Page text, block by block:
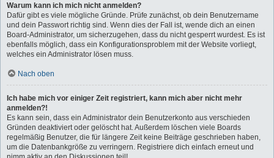
Warum kann ich mich nicht anmelden?
Dafür gibt es viele mögliche Gründe. Prüfe zunächst, ob dein Benutzername
und dein Passwort richtig sind. Wenn dies der Fall ist, wende dich an einen
Board-Administrator, um sicherzugehen, dass du nicht gesperrt wurdest. Es ist
ebenfalls möglich, dass ein Konfigurationsproblem mit der Website vorliegt,
welches ein Administrator lösen muss.
Nach oben
Ich habe mich vor einiger Zeit registriert, kann mich aber nicht mehr
anmelden?!
Es kann sein, dass ein Administrator dein Benutzerkonto aus verschieden
Gründen deaktiviert oder gelöscht hat. Außerdem löschen viele Boards
regelmäßig Benutzer, die für längere Zeit keine Beiträge geschrieben haben,
um die Datenbankgröße zu verringern. Registriere dich einfach erneut und